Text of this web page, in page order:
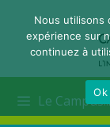
Le
Nous utilisons
expérience sur
continuez à
Ok